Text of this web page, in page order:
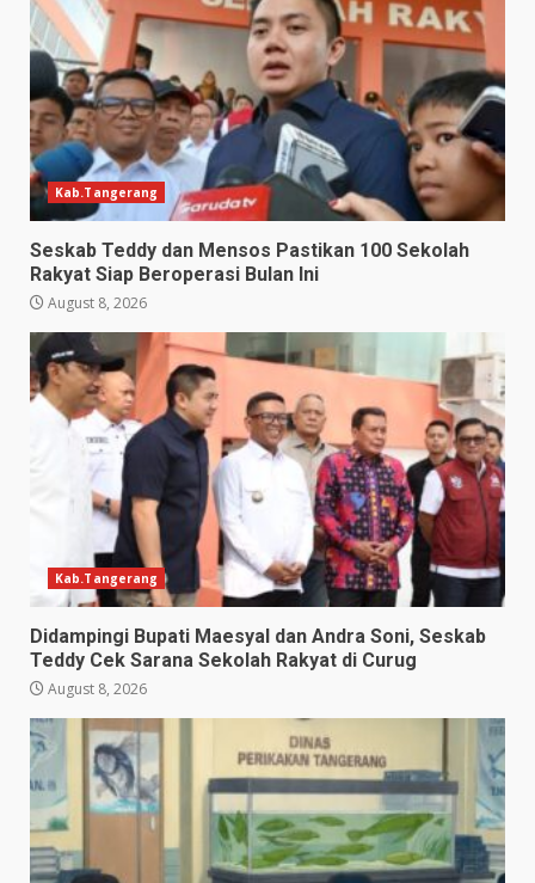
Kab.Tangerang
Seskab Teddy dan Mensos Pastikan 100 Sekolah
Rakyat Siap Beroperasi Bulan Ini
August 8, 2026
Kab.Tangerang
Didampingi Bupati Maesyal dan Andra Soni, Seskab
Teddy Cek Sarana Sekolah Rakyat di Curug
August 8, 2026